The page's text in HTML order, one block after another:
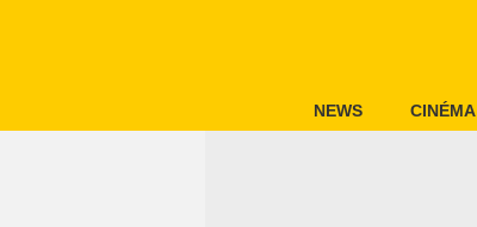
NEWS CINÉMA